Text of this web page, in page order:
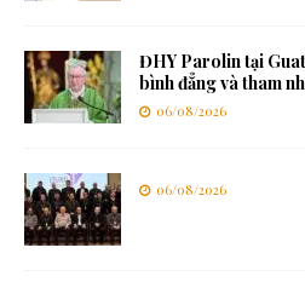
ĐHY Parolin tại
bình đẳng và tham
06/08/2026
06/08/2026